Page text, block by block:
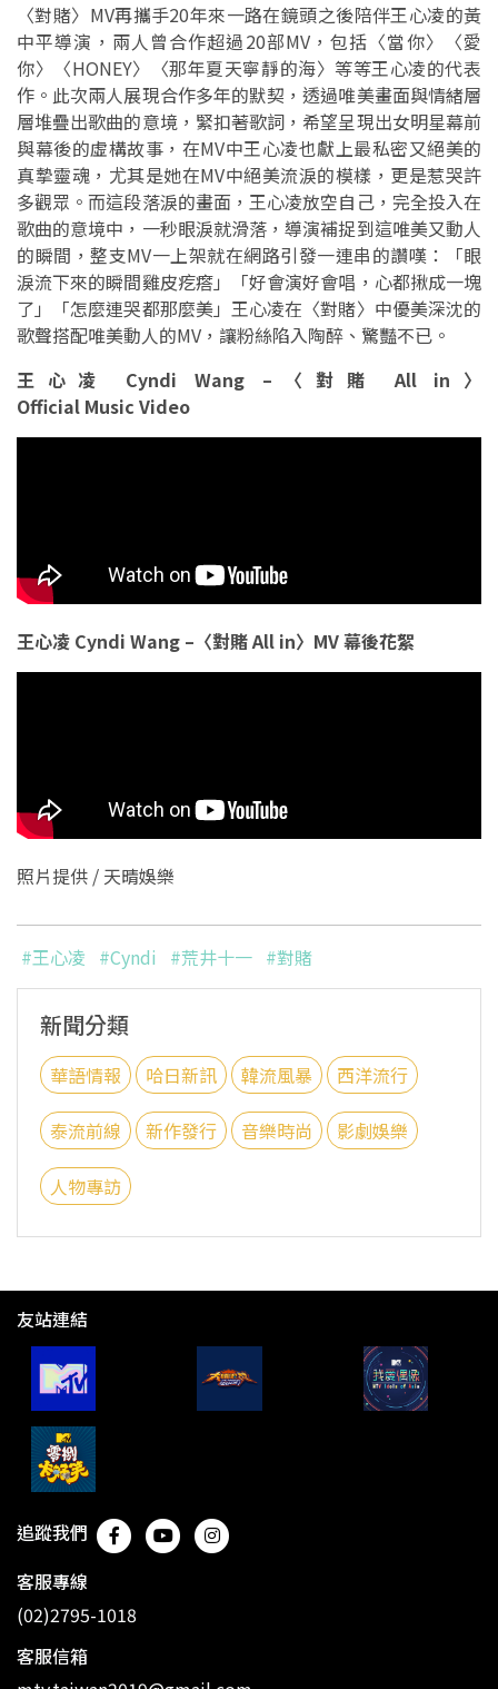
〈對賭〉MV再攜手20年來一路在鏡頭之後陪伴王心凌的黃
中平導演，兩人曾合作超過20部MV，包括〈當你〉〈愛
你〉〈HONEY〉〈那年夏天寧靜的海〉等等王心凌的代表
作。此次兩人展現合作多年的默契，透過唯美畫面與情緒層
層堆疊出歌曲的意境，緊扣著歌詞，希望呈現出女明星幕前
與幕後的虛構故事，在MV中王心凌也獻上最私密又絕美的
真摯靈魂，尤其是她在MV中絕美流淚的模樣，更是惹哭許
多觀眾。而這段落淚的畫面，王心凌放空自己，完全投入在
歌曲的意境中，一秒眼淚就滑落，導演補捉到這唯美又動人
的瞬間，整支MV一上架就在網路引發一連串的讚嘆：「眼
淚流下來的瞬間雞皮疙瘩」「好會演好會唱，心都揪成一塊
了」「怎麼連哭都那麼美」王心凌在〈對賭〉中優美深沈的
歌聲搭配唯美動人的MV，讓粉絲陷入陶醉、驚豔不已。
王心凌 Cyndi Wang –〈對賭 All in〉
Official Music Video
王心凌 Cyndi Wang –〈對賭 All in〉MV 幕後花絮
照片提供 / 天晴娛樂
#王心凌 #Cyndi #荒井十一 #對賭
新聞分類
華語情報 哈日新訊 韓流風暴 西洋流行
泰流前線 新作發行 音樂時尚 影劇娛樂
人物專訪
友站連結
追蹤我們
客服專線
(02)2795-1018
客服信箱